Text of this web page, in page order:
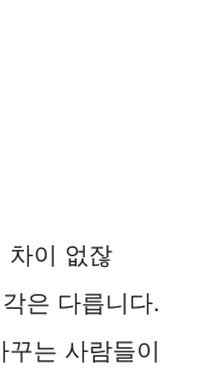
차이 없잖
은 다릅니다.
는 사람들이